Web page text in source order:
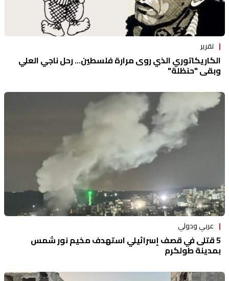
تقرير
الكاريكاتوري الذي روى مرارة فلسطين... رحل ناجي العلي
وبقي "حنظلة"
عربي ودولي
5 قتلى في قصف إسرائيلي استهدف مخيم نور شمس
بمدينة طولكرم